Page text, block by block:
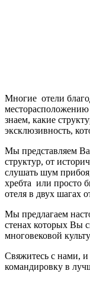
Многие отели
знаем, какие
эксклюзивность,
Мы представляем
структур, от
слушать шум
хребта или просто
отеля в двух шагах
Мы предлагаем
стенах которых Вы
многовековой
Свяжитесь с нами,
командировку в